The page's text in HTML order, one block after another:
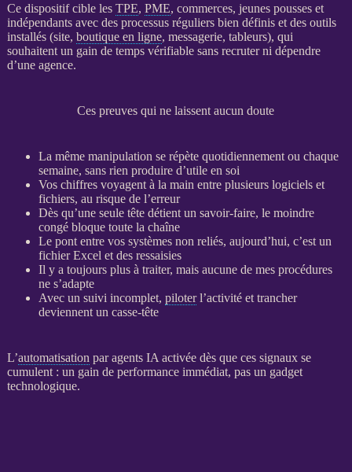
Ce dispositif cible les TPE, PME, commerces, jeunes pousses et
indépendants avec des processusréguliers bien définis et des outils
installés (site, boutique en ligne, messagerie, tableurs), qui
souhaitent un gain de temps vérifiable sans recruter ni dépendre
d’une agence.
Ces preuves qui ne laissent aucun doute
La même manipulation se répète quotidiennement ou chaque
semaine, sans rien produire d’utile en soi
Vos chiffres voyagent à la main entre plusieurs logiciels et
fichiers, au risque de l’erreur
Dès qu’une seule tête détient un savoir-faire, le moindre
congé bloque toute la chaîne
Le pont entre vos systèmes non reliés, aujourd’hui, c’est un
fichier Excel et des ressaisies
Il y a toujours plus à traiter, mais aucune de mes procédures
ne s’adapte
Avec un suivi incomplet, piloterl’activité et trancher
deviennent un casse-tête
L’automatisation paragents IA activée dès que ces signaux se
cumulent : un gain de performance immédiat, pas un gadget
technologique.